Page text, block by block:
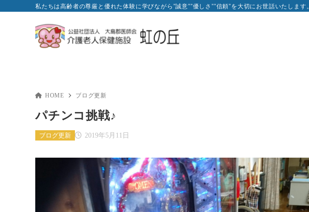
私たちは高齢者の尊厳と優れた体験に学びながら”誠意””優しさ””信頼”を大切にお世話いたします。
HOME ブログ更新
パチンコ挑戦♪
2019年5月11日
ブログ更新